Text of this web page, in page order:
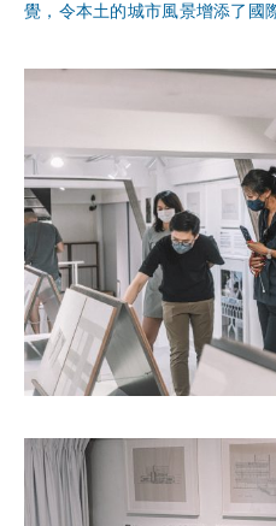
覺，令本土的城市風景增添了國